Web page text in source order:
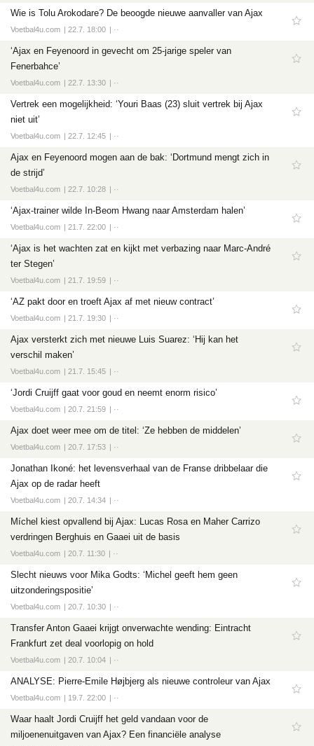
Wie is Tolu Arokodare? De beoogde nieuwe aanvaller van Ajax
Voetbal4u.com 22.7. 18:00 ··
‘Ajax en Feyenoord in gevecht om 25-jarige speler van
Fenerbahce’
Voetbal4u.com 22.7. 13:30 ··
Vertrek een mogelijkheid: ‘Youri Baas (23) sluit vertrek bij Ajax
niet uit’
Voetbal4u.com 22.7. 12:45 ··
Ajax en Feyenoord mogen aan de bak: ‘Dortmund mengt zich in
de strijd’
Voetbal4u.com 22.7. 10:28 ··
‘Ajax-trainer wilde In-Beom Hwang naar Amsterdam halen’
Voetbal4u.com 21.7. 22:00 ··
‘Ajax is het wachten zat en kijkt met verbazing naar Marc-André
ter Stegen’
Voetbal4u.com 21.7. 19:59 ··
‘AZ pakt door en troeft Ajax af met nieuw contract’
Voetbal4u.com 21.7. 19:30 ··
Ajax versterkt zich met nieuwe Luis Suarez: ‘Hij kan het
verschil maken’
Voetbal4u.com 21.7. 15:45 ··
‘Jordi Cruijff gaat voor goud en neemt enorm risico’
Voetbal4u.com 20.7. 21:59 ··
Ajax doet weer mee om de titel: ‘Ze hebben de middelen’
Voetbal4u.com 20.7. 17:53 ··
Jonathan Ikoné: het levensverhaal van de Franse dribbelaar die
Ajax op de radar heeft
Voetbal4u.com 20.7. 14:34 ··
Míchel kiest opvallend bij Ajax: Lucas Rosa en Maher Carrizo
verdringen Berghuis en Gaaei uit de basis
Voetbal4u.com 20.7. 11:30 ··
Slecht nieuws voor Mika Godts: ‘Michel geeft hem geen
uitzonderingspositie’
Voetbal4u.com 20.7. 10:30 ··
Transfer Anton Gaaei krijgt onverwachte wending: Eintracht
Frankfurt zet deal voorlopig on hold
Voetbal4u.com 20.7. 10:04 ··
ANALYSE: Pierre-Emile Højbjerg als nieuwe controleur van Ajax
Voetbal4u.com 19.7. 22:00 ··
Waar haalt Jordi Cruijff het geld vandaan voor de
miljoenenuitgaven van Ajax? Een financiële analyse